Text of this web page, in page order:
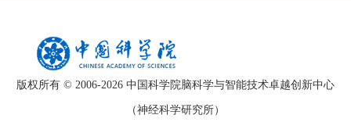
版权所有 © 2006-2026 中国科学院脑科学与智能技术卓越创新中心
（神经科学研究所）